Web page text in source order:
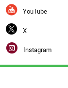
YouTube
X
Instagram